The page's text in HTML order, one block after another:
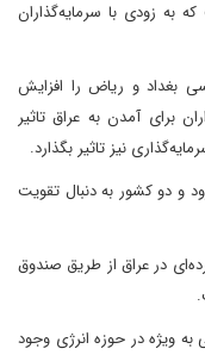
به زودی با سرمایه‌گذاران
بغداد و ریاض را افزایش
برای آمدن به عراق تاثیر
نیز تاثیر بگذارد.
و دو کشور به دنبال تقویت
در عراق از طریق صندوق
به ویژه در حوزه انرژی وجود